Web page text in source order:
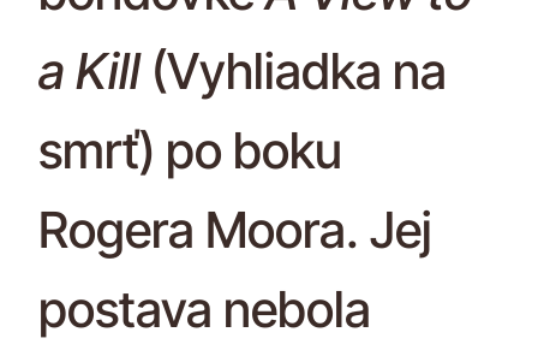
a Kill(Vyhliadka na
smrť) po boku
Rogera Moora. Jej
postava nebola